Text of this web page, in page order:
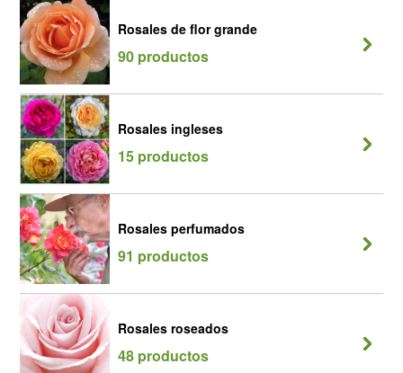
Rosales de flor grande
90 productos
Rosales ingleses
15 productos
Rosales perfumados
91 productos
Rosales roseados
48 productos